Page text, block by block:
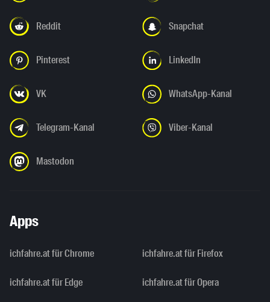
Reddit Snapchat
Pinterest LinkedIn
VK WhatsApp-Kanal
Telegram-Kanal Viber-Kanal
Mastodon
Apps
ichfahre.at für Chrome ichfahre.at für Firefox
ichfahre.at für Edge ichfahre.at für Opera